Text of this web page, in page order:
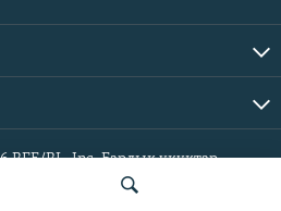
RFE/RL, Inc. Бардык укуктар